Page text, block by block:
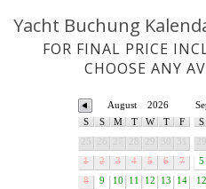
Yacht Buchung
FOR FINAL PRICE
CHOOSE ANY
2026
August
S
S M T W T
F
1
2 3 4 5 6
7
8
9 10 11 12 13
14
S
5
12